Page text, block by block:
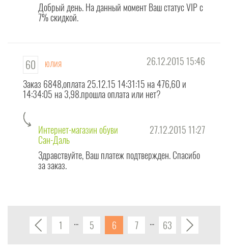
Добрый день. На данный момент Ваш статус VIP с
7% скидкой.
60 юлия
26.12.2015 15:46
Заказ 6848,оплата 25.12.15 14:31:15 на 476,60 и
14:34:05 на 3,98.прошла оплата или нет?
Интернет-магазин обуви
Сан-Даль
27.12.2015 11:27
Здравствуйте, Ваш платеж подтвержден. Спасибо
за заказ.
1 5 6 7 63